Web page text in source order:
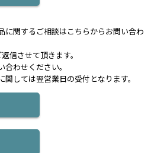
に関するご相談はこちらからお問い合わ
信させて頂きます。
わせください。
しては翌営業日の受付となります。